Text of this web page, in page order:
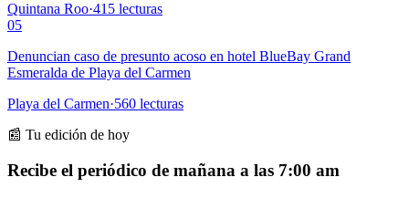
Quintana Roo·415 lecturas
05
Denuncian caso de presunto acoso en hotel BlueBay Grand
Esmeralda de Playa del Carmen
Playa del Carmen·560 lecturas
📰 Tu edición de hoy
Recibe el periódico de mañana a las 7:00 am